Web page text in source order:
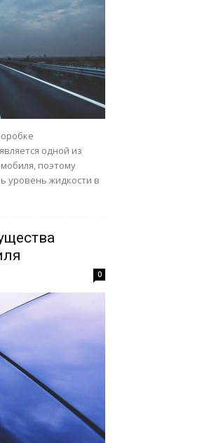
одной из
поэтому
уровень жидкости в
0